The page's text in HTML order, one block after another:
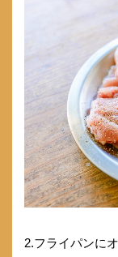
2.フライパンに